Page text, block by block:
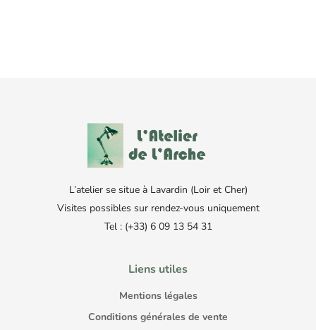
L’atelier se situe à Lavardin (Loir et Cher)
Visites possibles sur rendez-vous uniquement
Tel : (+33) 6 09 13 54 31
Liens utiles
Mentions légales
Conditions générales de vente